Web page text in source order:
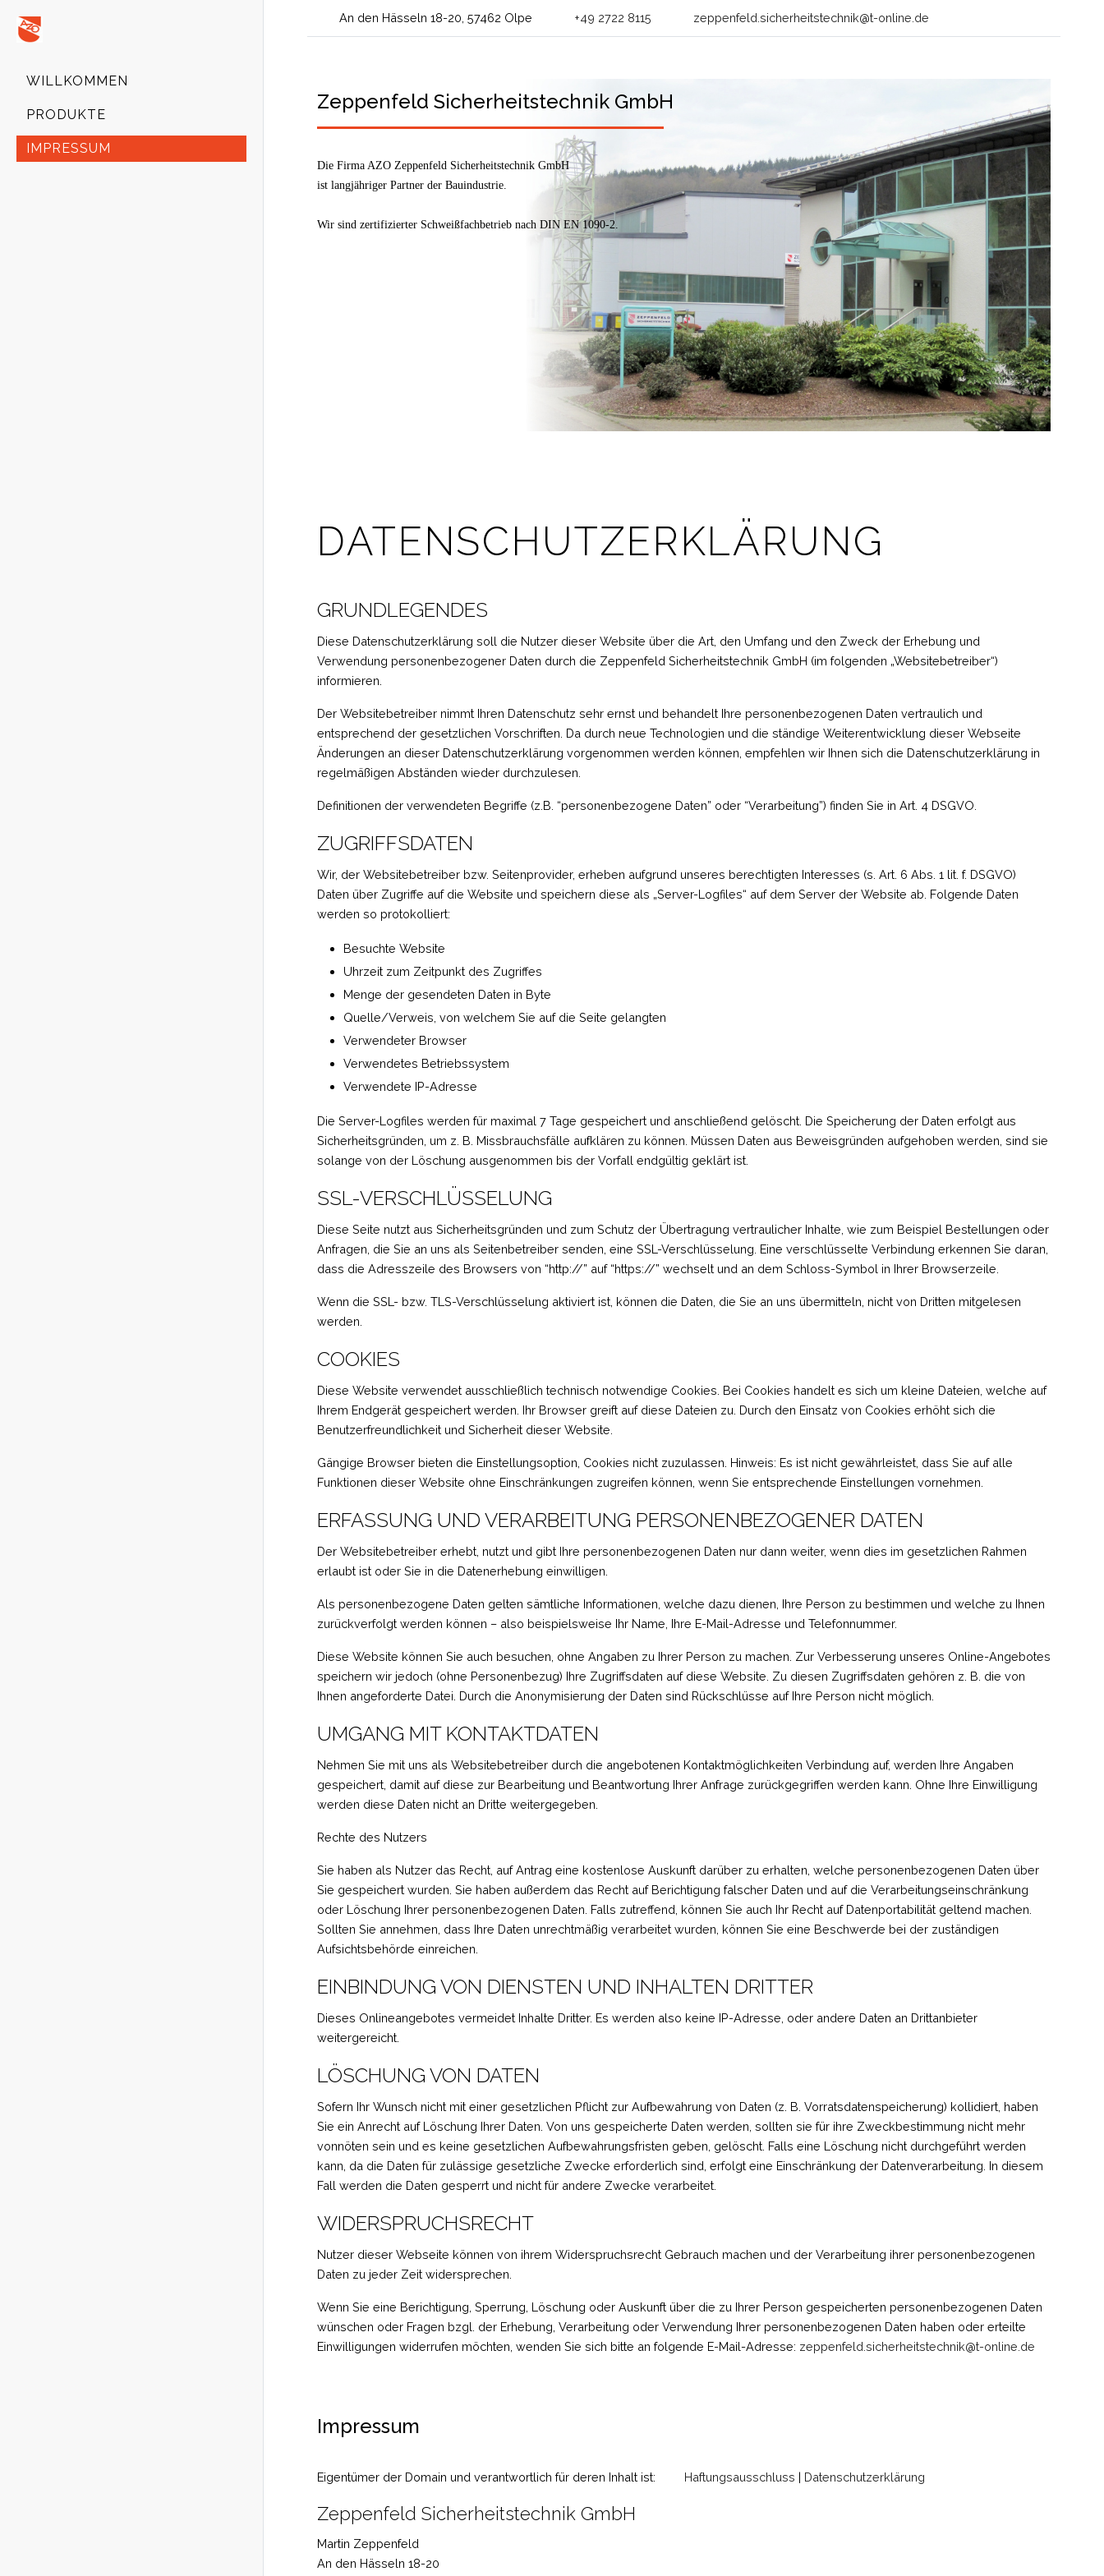
WILLKOMMEN
PRODUKTE
IMPRESSUM
An den Hässeln 18-20, 57462 Olpe +49 2722 8115 zeppenfeld.sicherheitstechnik@t-online.de
Zeppenfeld Sicherheitstechnik GmbH
Die Firma AZO Zeppenfeld Sicherheitstechnik GmbH
ist langjähriger Partner der Bauindustrie.
Wir sind zertifizierter Schweißfachbetrieb nach DIN EN 1090-2.
DATENSCHUTZERKLÄRUNG
GRUNDLEGENDES
Diese Datenschutzerklärung soll die Nutzer dieser Website über die Art, den Umfang und den Zweck der Erhebung und
Verwendung personenbezogener Daten durch die Zeppenfeld Sicherheitstechnik GmbH (im folgenden „Websitebetreiber“)
informieren.
Der Websitebetreiber nimmt Ihren Datenschutz sehr ernst und behandelt Ihre personenbezogenen Daten vertraulich und
entsprechend der gesetzlichen Vorschriften. Da durch neue Technologien und die ständige Weiterentwicklung dieser Webseite
Änderungen an dieser Datenschutzerklärung vorgenommen werden können, empfehlen wir Ihnen sich die Datenschutzerklärung in
regelmäßigen Abständen wieder durchzulesen.
Definitionen der verwendeten Begriffe (z.B. “personenbezogene Daten” oder “Verarbeitung”) finden Sie in Art. 4 DSGVO.
ZUGRIFFSDATEN
Wir, der Websitebetreiber bzw. Seitenprovider, erheben aufgrund unseres berechtigten Interesses (s. Art. 6 Abs. 1 lit. f. DSGVO)
Daten über Zugriffe auf die Website und speichern diese als „Server-Logfiles“ auf dem Server der Website ab. Folgende Daten
werden so protokolliert:
Besuchte Website
Uhrzeit zum Zeitpunkt des Zugriffes
Menge der gesendeten Daten in Byte
Quelle/Verweis, von welchem Sie auf die Seite gelangten
Verwendeter Browser
Verwendetes Betriebssystem
Verwendete IP-Adresse
Die Server-Logfiles werden für maximal 7 Tage gespeichert und anschließend gelöscht. Die Speicherung der Daten erfolgt aus
Sicherheitsgründen, um z. B. Missbrauchsfälle aufklären zu können. Müssen Daten aus Beweisgründen aufgehoben werden, sind sie
solange von der Löschung ausgenommen bis der Vorfall endgültig geklärt ist.
SSL-VERSCHLÜSSELUNG
Diese Seite nutzt aus Sicherheitsgründen und zum Schutz der Übertragung vertraulicher Inhalte, wie zum Beispiel Bestellungen oder
Anfragen, die Sie an uns als Seitenbetreiber senden, eine SSL-Verschlüsselung. Eine verschlüsselte Verbindung erkennen Sie daran,
dass die Adresszeile des Browsers von “http://” auf “https://” wechselt und an dem Schloss-Symbol in Ihrer Browserzeile.
Wenn die SSL- bzw. TLS-Verschlüsselung aktiviert ist, können die Daten, die Sie an uns übermitteln, nicht von Dritten mitgelesen
werden.
COOKIES
Diese Website verwendet ausschließlich technisch notwendige Cookies. Bei Cookies handelt es sich um kleine Dateien, welche auf
Ihrem Endgerät gespeichert werden. Ihr Browser greift auf diese Dateien zu. Durch den Einsatz von Cookies erhöht sich die
Benutzerfreundlichkeit und Sicherheit dieser Website.
Gängige Browser bieten die Einstellungsoption, Cookies nicht zuzulassen. Hinweis: Es ist nicht gewährleistet, dass Sie auf alle
Funktionen dieser Website ohne Einschränkungen zugreifen können, wenn Sie entsprechende Einstellungen vornehmen.
ERFASSUNG UND VERARBEITUNG PERSONENBEZOGENER DATEN
Der Websitebetreiber erhebt, nutzt und gibt Ihre personenbezogenen Daten nur dann weiter, wenn dies im gesetzlichen Rahmen
erlaubt ist oder Sie in die Datenerhebung einwilligen.
Als personenbezogene Daten gelten sämtliche Informationen, welche dazu dienen, Ihre Person zu bestimmen und welche zu Ihnen
zurückverfolgt werden können – also beispielsweise Ihr Name, Ihre E-Mail-Adresse und Telefonnummer.
Diese Website können Sie auch besuchen, ohne Angaben zu Ihrer Person zu machen. Zur Verbesserung unseres Online-Angebotes
speichern wir jedoch (ohne Personenbezug) Ihre Zugriffsdaten auf diese Website. Zu diesen Zugriffsdaten gehören z. B. die von
Ihnen angeforderte Datei. Durch die Anonymisierung der Daten sind Rückschlüsse auf Ihre Person nicht möglich.
UMGANG MIT KONTAKTDATEN
Nehmen Sie mit uns als Websitebetreiber durch die angebotenen Kontaktmöglichkeiten Verbindung auf, werden Ihre Angaben
gespeichert, damit auf diese zur Bearbeitung und Beantwortung Ihrer Anfrage zurückgegriffen werden kann. Ohne Ihre Einwilligung
werden diese Daten nicht an Dritte weitergegeben.
Rechte des Nutzers
Sie haben als Nutzer das Recht, auf Antrag eine kostenlose Auskunft darüber zu erhalten, welche personenbezogenen Daten über
Sie gespeichert wurden. Sie haben außerdem das Recht auf Berichtigung falscher Daten und auf die Verarbeitungseinschränkung
oder Löschung Ihrer personenbezogenen Daten. Falls zutreffend, können Sie auch Ihr Recht auf Datenportabilität geltend machen.
Sollten Sie annehmen, dass Ihre Daten unrechtmäßig verarbeitet wurden, können Sie eine Beschwerde bei der zuständigen
Aufsichtsbehörde einreichen.
EINBINDUNG VON DIENSTEN UND INHALTEN DRITTER
Dieses Onlineangebotes vermeidet Inhalte Dritter. Es werden also keine IP-Adresse, oder andere Daten an Drittanbieter
weitergereicht.
LÖSCHUNG VON DATEN
Sofern Ihr Wunsch nicht mit einer gesetzlichen Pflicht zur Aufbewahrung von Daten (z. B. Vorratsdatenspeicherung) kollidiert, haben
Sie ein Anrecht auf Löschung Ihrer Daten. Von uns gespeicherte Daten werden, sollten sie für ihre Zweckbestimmung nicht mehr
vonnöten sein und es keine gesetzlichen Aufbewahrungsfristen geben, gelöscht. Falls eine Löschung nicht durchgeführt werden
kann, da die Daten für zulässige gesetzliche Zwecke erforderlich sind, erfolgt eine Einschränkung der Datenverarbeitung. In diesem
Fall werden die Daten gesperrt und nicht für andere Zwecke verarbeitet.
WIDERSPRUCHSRECHT
Nutzer dieser Webseite können von ihrem Widerspruchsrecht Gebrauch machen und der Verarbeitung ihrer personenbezogenen
Daten zu jeder Zeit widersprechen.
Wenn Sie eine Berichtigung, Sperrung, Löschung oder Auskunft über die zu Ihrer Person gespeicherten personenbezogenen Daten
wünschen oder Fragen bzgl. der Erhebung, Verarbeitung oder Verwendung Ihrer personenbezogenen Daten haben oder erteilte
Einwilligungen widerrufen möchten, wenden Sie sich bitte an folgende E-Mail-Adresse: zeppenfeld.sicherheitstechnik@t-online.de
Impressum
Eigentümer der Domain und verantwortlich für deren Inhalt ist:
Zeppenfeld Sicherheitstechnik GmbH
Martin Zeppenfeld
An den Hässeln 18-20
Haftungsausschluss | Datenschutzerklärung